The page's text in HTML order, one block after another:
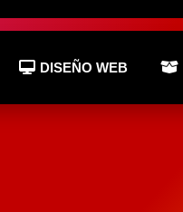
DISEÑO WEB